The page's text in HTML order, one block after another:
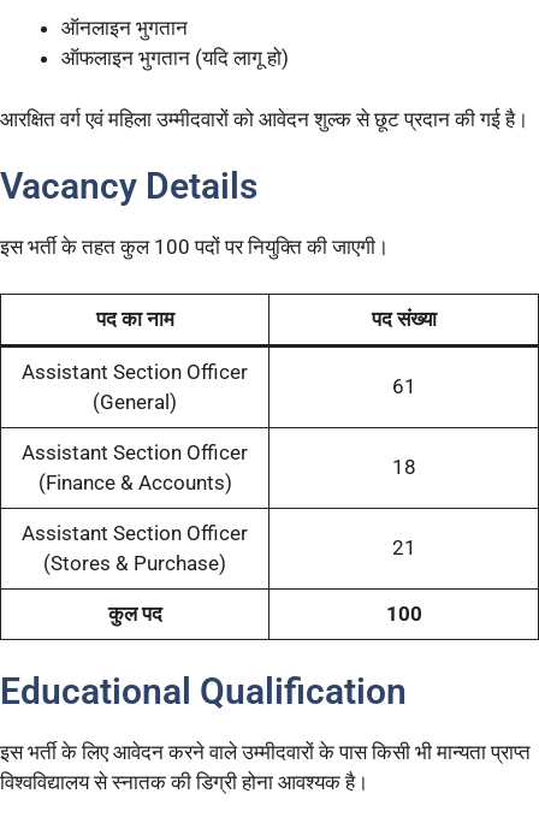
ऑनलाइन भुगतान
ऑफलाइन भुगतान (यदि लागू हो)
आरक्षित वर्ग एवं महिला उम्मीदवारों को आवेदन शुल्क से छूट प्रदान की गई है।
Vacancy Details
इस भर्ती के तहत कुल 100 पदों पर नियुक्ति की जाएगी।
पद का नाम पद संख्या
Assistant Section Officer
(General)
61
Assistant Section Officer
(Finance & Accounts)
18
Assistant Section Officer
(Stores & Purchase)
21
कुल पद 100
Educational Qualification
इस भर्ती के लिए आवेदन करने वाले उम्मीदवारों के पास किसी भी मान्यता प्राप्त
विश्वविद्यालय से स्नातक की डिग्री होना आवश्यक है।